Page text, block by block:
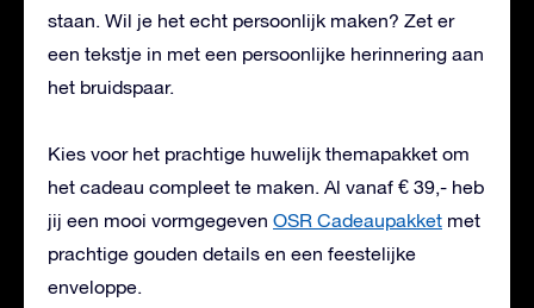
staan. Wil je het echt persoonlijk maken? Zet er
een tekstje in met een persoonlijke herinnering aan
het bruidspaar.
Kies voor het prachtige huwelijk themapakket om
het cadeau compleet te maken. Al vanaf € 39,- heb
jij een mooi vormgegeven OSR Cadeaupakket met
prachtige gouden details en een feestelijke
enveloppe.